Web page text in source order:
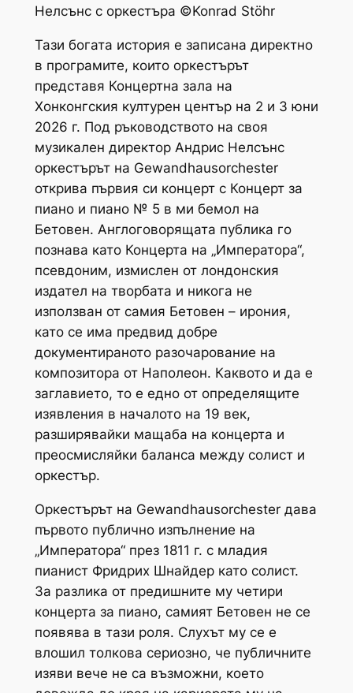
Нелсънс с оркестъра ©Konrad Stöhr
Тази богата история е записана директно
в програмите, които оркестърът
представя Концертна зала на
Хонконгския културен център на 2 и 3 юни
2026 г. Под ръководството на своя
музикален директор Андрис Нелсънс
оркестърът на Gewandhausorchester
открива първия си концерт с Концерт за
пиано и пиано № 5 в ми бемол на
Бетовен. Англоговорящата публика го
познава като Концерта на „Императора“,
псевдоним, измислен от лондонския
издател на творбата и никога не
използван от самия Бетовен – ирония,
като се има предвид добре
документираното разочарование на
композитора от Наполеон. Каквото и да е
заглавието, то е едно от определящите
изявления в началото на 19 век,
разширявайки мащаба на концерта и
преосмисляйки баланса между солист и
оркестър.
Оркестърът на Gewandhausorchester дава
първото публично изпълнение на
„Императора“ през 1811 г. с младия
пианист Фридрих Шнайдер като солист.
За разлика от предишните му четири
концерта за пиано, самият Бетовен не се
появява в тази роля. Слухът му се е
влошил толкова сериозно, че публичните
изяви вече не са възможни, което